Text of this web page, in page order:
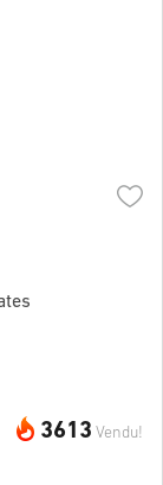
3613 Vendu!